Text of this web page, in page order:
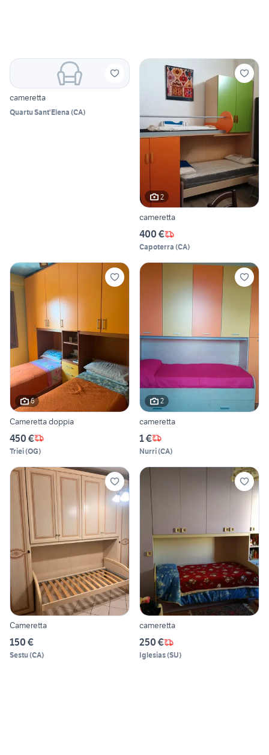
cameretta
Quartu Sant'Elena (CA)
2
cameretta
400 €
Capoterra (CA)
6
Cameretta doppia
450 €
Triei(OG)
2
cameretta
1 €
Nurri(CA)
Cameretta
150 €
Sestu(CA)
cameretta
250 €
Iglesias(SU)